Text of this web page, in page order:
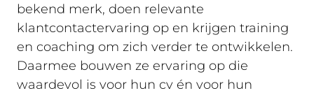
bekend merk, doen relevante
klantcontactervaring op en krijgen training
en coaching om zich verder te ontwikkelen.
Daarmee bouwen ze ervaring op die
waardevol is voor hun cv én voor hun